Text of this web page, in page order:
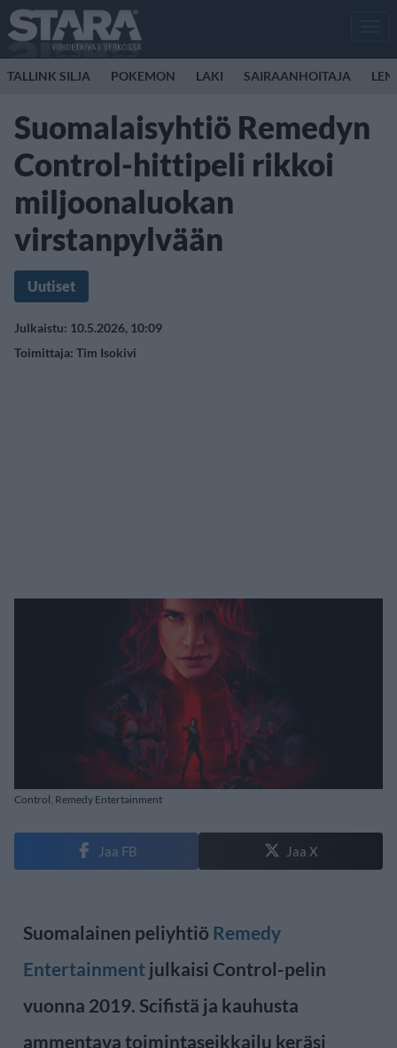
TALLINK SILJA POKEMON LAKI SAIRAANHOITAJA
Suomalaisyhtiö Remedyn
Control-hittipeli rikkoi
miljoonaluokan
virstanpylvään
Uutiset
Julkaistu: 10.5.2026, 10:09
Toimittaja: Tim Isokivi
Control, Remedy Entertainment
Jaa FB Jaa X
Suomalainen peliyhtiö Remedy
Entertainment julkaisi Control-pelin
vuonna 2019. Scifistä ja kauhusta
ammentava toimintaseikkailu keräsi